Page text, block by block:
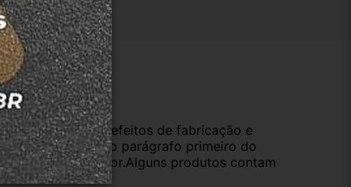
e cobre defeitos de fabricação e
previstas no parágrafo primeiro do
de valor superior.Alguns produtos contam